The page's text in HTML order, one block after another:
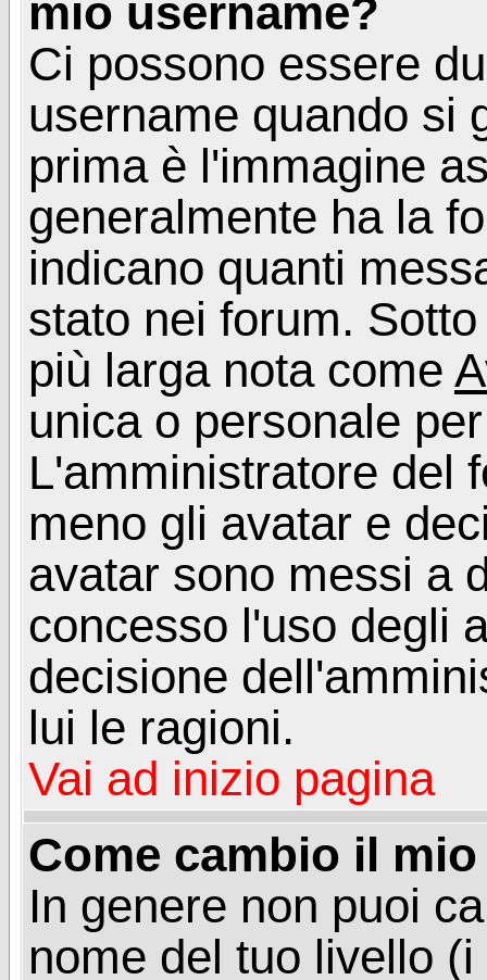
mio username?
Ci possono essere
username quando si
prima è l'immagine
generalmente ha la
indicano quanti
stato nei forum.
più larga nota come
unica o personale
L'amministratore del
meno gli avatar e
avatar sono messi a
concesso l'uso degli
decisione
lui le ragioni.
Vai ad inizio pagina
Come cambio il
In genere non puoi
nome del tuo livello